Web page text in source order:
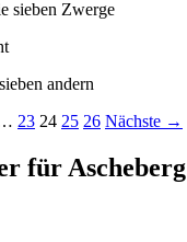
sieben Zwerge
andern
23 24 25 26 Nächste →
für Ascheberg